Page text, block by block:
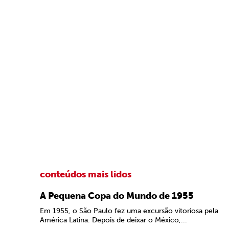
conteúdos mais lidos
A Pequena Copa do Mundo de 1955
Em 1955, o São Paulo fez uma excursão vitoriosa pela
América Latina. Depois de deixar o México,...